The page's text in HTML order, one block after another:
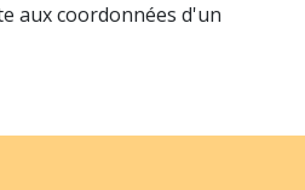
aux coordonnées d'un